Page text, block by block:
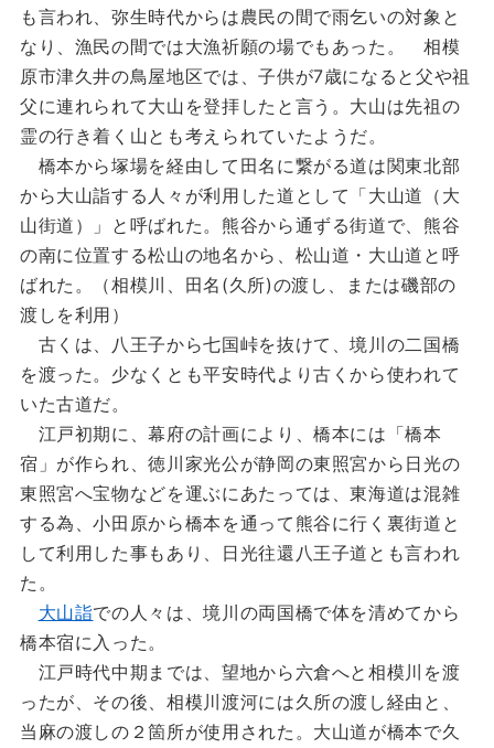
も言われ、弥生時代からは農民の間で雨乞いの対象と
なり、漁民の間では大漁祈願の場でもあった。 相模
原市津久井の鳥屋地区では、子供が7歳になると父や祖
父に連れられて大山を登拝したと言う。大山は先祖の
霊の行き着く山とも考えられていたようだ。
橋本から塚場を経由して田名に繋がる道は関東北部
から大山詣する人々が利用した道として「大山道（大
山街道）」と呼ばれた。熊谷から通ずる街道で、熊谷
の南に位置する松山の地名から、松山道・大山道と呼
ばれた。（相模川、田名(久所)の渡し、または磯部の
渡しを利用）
古くは、八王子から七国峠を抜けて、境川の二国橋
を渡った。少なくとも平安時代より古くから使われて
いた古道だ。
江戸初期に、幕府の計画により、橋本には「橋本
宿」が作られ、徳川家光公が静岡の東照宮から日光の
東照宮へ宝物などを運ぶにあたっては、東海道は混雑
する為、小田原から橋本を通って熊谷に行く裏街道と
して利用した事もあり、日光往還八王子道とも言われ
た。
大山詣での人々は、境川の両国橋で体を清めてから
橋本宿に入った。
江戸時代中期までは、望地から六倉へと相模川を渡
ったが、その後、相模川渡河には久所の渡し経由と、
当麻の渡しの２箇所が使用された。大山道が橋本で久